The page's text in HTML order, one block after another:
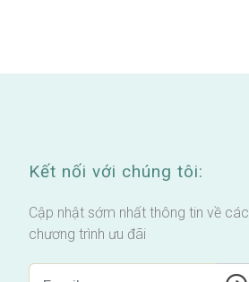
Kết nối với chúng tôi:
Cập nhật sớm nhất thông tin về các
chương trình ưu đãi